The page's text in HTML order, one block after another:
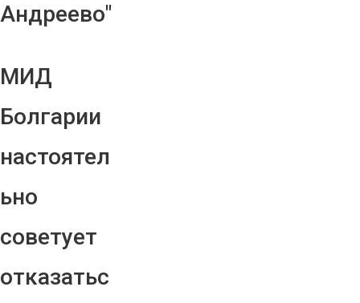
Андреево"
МИД
Болгарии
настоятел
ьно
советует
отказатьс